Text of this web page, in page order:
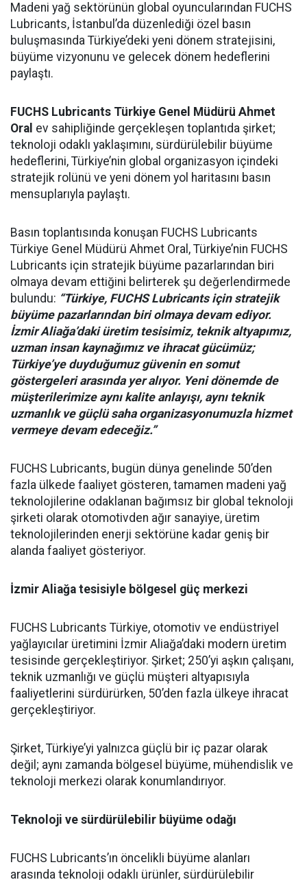
Madeni yağ sektörünün global oyuncularından FUCHS
Lubricants, İstanbul’da düzenlediği özel basın
buluşmasında Türkiye’deki yeni dönem stratejisini,
büyüme vizyonunu ve gelecek dönem hedeflerini
paylaştı.
FUCHS Lubricants Türkiye Genel Müdürü Ahmet
Oral ev sahipliğinde gerçekleşen toplantıda şirket;
teknoloji odaklı yaklaşımını, sürdürülebilir büyüme
hedeflerini, Türkiye’nin global organizasyon içindeki
stratejik rolünü ve yeni dönem yol haritasını basın
mensuplarıyla paylaştı.
Basın toplantısında konuşan FUCHS Lubricants
Türkiye Genel Müdürü Ahmet Oral, Türkiye’nin FUCHS
Lubricants için stratejik büyüme pazarlarından biri
olmaya devam ettiğini belirterek şu değerlendirmede
bulundu: “Türkiye, FUCHS Lubricants için stratejik
büyüme pazarlarından biri olmaya devam ediyor.
İzmir Aliağa’daki üretim tesisimiz, teknik altyapımız,
uzman insan kaynağımız ve ihracat gücümüz;
Türkiye’ye duyduğumuz güvenin en somut
göstergeleri arasında yer alıyor. Yeni dönemde de
müşterilerimize aynı kalite anlayışı, aynı teknik
uzmanlık ve güçlü saha organizasyonumuzla hizmet
vermeye devam edeceğiz.”
FUCHS Lubricants, bugün dünya genelinde 50’den
fazla ülkede faaliyet gösteren, tamamen madeni yağ
teknolojilerine odaklanan bağımsız bir global teknoloji
şirketi olarak otomotivden ağır sanayiye, üretim
teknolojilerinden enerji sektörüne kadar geniş bir
alanda faaliyet gösteriyor.
İzmir Aliağa tesisiyle bölgesel güç merkezi
FUCHS Lubricants Türkiye, otomotiv ve endüstriyel
yağlayıcılar üretimini İzmir Aliağa’daki modern üretim
tesisinde gerçekleştiriyor. Şirket; 250’yi aşkın çalışanı,
teknik uzmanlığı ve güçlü müşteri altyapısıyla
faaliyetlerini sürdürürken, 50’den fazla ülkeye ihracat
gerçekleştiriyor.
Şirket, Türkiye’yi yalnızca güçlü bir iç pazar olarak
değil; aynı zamanda bölgesel büyüme, mühendislik ve
teknoloji merkezi olarak konumlandırıyor.
Teknoloji ve sürdürülebilir büyüme odağı
FUCHS Lubricants’ın öncelikli büyüme alanları
arasında teknoloji odaklı ürünler, sürdürülebilir